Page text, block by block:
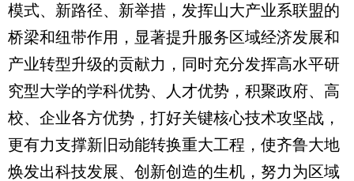
模式、新路径、新举措，发挥山大产业系联盟的
桥梁和纽带作用，显著提升服务区域经济发展和
产业转型升级的贡献力，同时充分发挥高水平研
究型大学的学科优势、人才优势，积聚政府、高
校、企业各方优势，打好关键核心技术攻坚战，
更有力支撑新旧动能转换重大工程，使齐鲁大地
焕发出科技发展、创新创造的生机，努力为区域